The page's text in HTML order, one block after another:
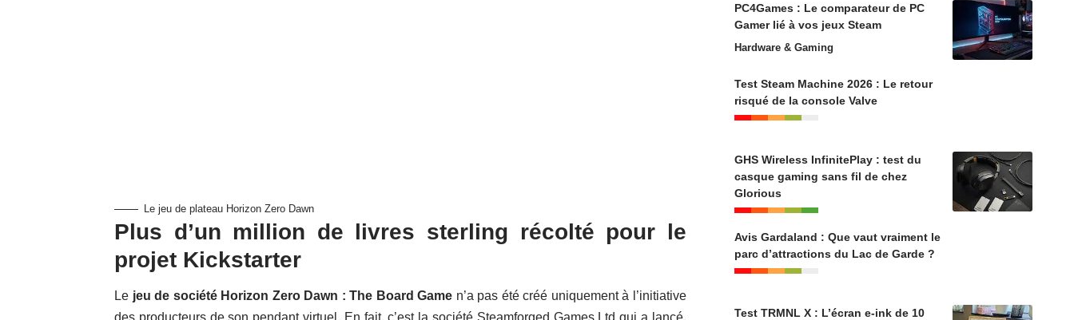
Le jeu de plateau Horizon Zero Dawn
Plus d’un million de livres sterling récolté pour le
projet Kickstarter
Le jeu de société Horizon Zero Dawn : The Board Game n’a pas été créé uniquement à l’initiative
PC4Games : Le comparateur de PC
Gamer lié à vos jeux Steam
Hardware & Gaming
Test Steam Machine 2026 : Le retour
risqué de la console Valve
GHS Wireless InfinitePlay : test du
casque gaming sans fil de chez
Glorious
Avis Gardaland : Que vaut vraiment le
parc d’attractions du Lac de Garde ?
Test TRMNL X : L’écran e-ink de 10